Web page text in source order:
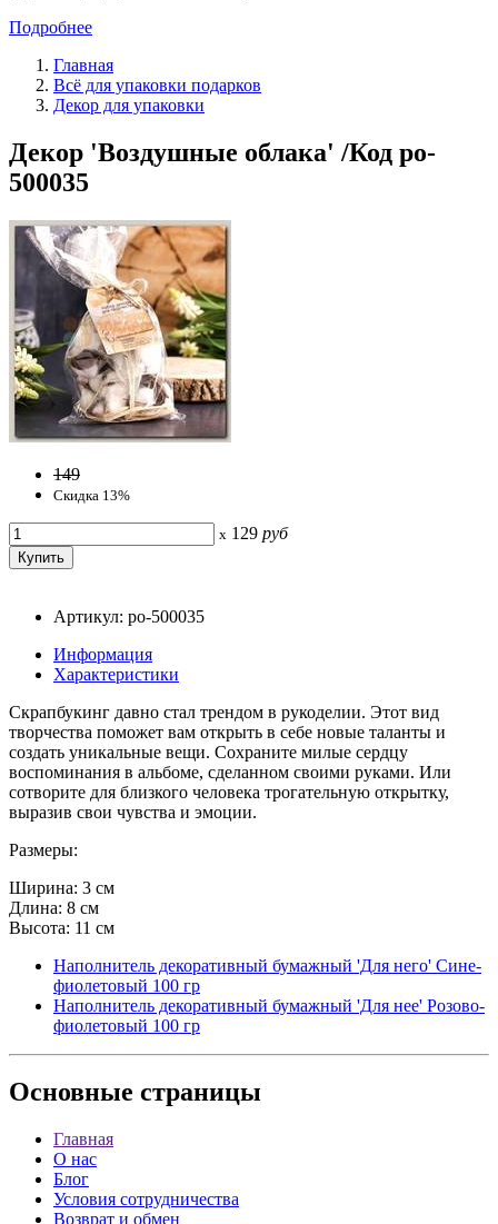
Подробнее
Главная
Всё для упаковки подарков
Декор для упаковки
Декор 'Воздушные облака' /Код po-
500035
149
Скидка 13%
x 129 руб
Артикул: po-500035
Информация
Характеристики
Скрапбукинг давно стал трендом в рукоделии. Этот вид
творчества поможет вам открыть в себе новые таланты и
создать уникальные вещи. Сохраните милые сердцу
воспоминания в альбоме, сделанном своими руками. Или
сотворите для близкого человека трогательную открытку,
выразив свои чувства и эмоции.
Размеры:
Ширина: 3 см
Длина: 8 см
Высота: 11 см
Наполнитель декоративный бумажный 'Для него' Сине-
фиолетовый 100 гр
Наполнитель декоративный бумажный 'Для нее' Розово-
фиолетовый 100 гр
Основные страницы
Главная
О нас
Блог
Условия сотрудничества
Возврат и обмен